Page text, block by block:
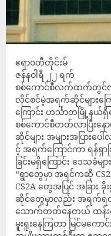
ဧရာဝတီတိုင်းမ်
ဇန်နဝါရီ ၂၂ ရက်
စစ်ကောင်စီလက်ထက်တွင်လိုင်
လိုင်စင်မဲ့အရက်ဆိုင်များကြေ
ကြောင်း ဟင်္သာတမြို့နယ်
စစ်ကောင်စီတတ်လာပြီးနေ
ဆိုင်များ အများအပြားပ
င့် အရက်ကြောင်ကာ ရန်ရှာခြ
ခြင်းမရှိကြောင်း ဒေသခံ
“ရွာတွေမှာ အရင်ကဆို
CS2A တွေအပြင် အခြာ
ဆိုင်တွေမှာလည်း အရက်
သောက်တတ်နေတယ် ထန်
မူးရူးနေကြတာ မြင်မက